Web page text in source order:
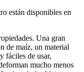
están disponibles en
Una gran
de maíz, un material
fáciles de usar,
mucho menos